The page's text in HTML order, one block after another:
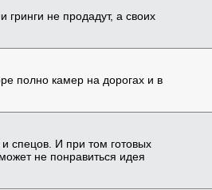
не продадут, а своих
полно камер на дорогах и в
спецов. И при том готовых
не понравиться идея